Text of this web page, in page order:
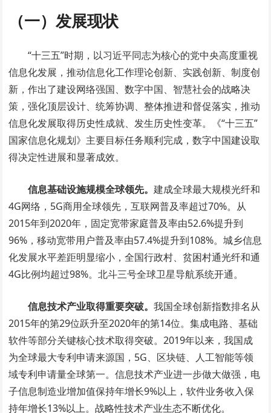
（一）发展现状
“十三五”时期，以习近平同志为核心的党中央高度重视
信息化发展，推动信息化工作理论创新、实践创新、制度创
新，作出了建设网络强国、数字中国、智慧社会的战略决
策，强化顶层设计、统筹协调、整体推进和督促落实，推动
信息化发展取得历史性成就、发生历史性变革。《“十三五”
国家信息化规划》主要目标任务顺利完成，数字中国建设取
得决定性进展和显著成效。
信息基础设施规模全球领先。建成全球最大规模光纤和
4G网络，5G商用全球领先，互联网普及率超过70%。从
2015年到2020年，固定宽带家庭普及率由52.6%提升到
96%，移动宽带用户普及率由57.4%提升到108%。城乡信息
化发展水平差距明显缩小，全国行政村、贫困村通光纤和通
4G比例均超过98%。北斗三号全球卫星导航系统开通。
信息技术产业取得重要突破。我国全球创新指数排名从
2015年的第29位跃升至2020年的第14位。集成电路、基础
软件等部分关键核心技术取得突破。2019年以来，我国成
为全球最大专利申请来源国，5G、区块链、人工智能等领
域专利申请量全球第一。信息技术产业进一步做大做强，电
子信息制造业增加值保持年增长9%以上，软件业务收入保
持年增长13%以上。战略性技术产业生态不断优化。